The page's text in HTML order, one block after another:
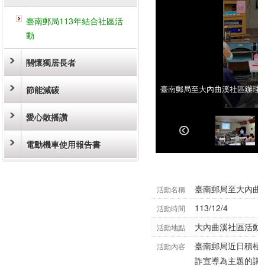
臺南郵局113年結合社區活
動
關懷獨居長者
節能減碳
愛心散播讚
電動機車使用報告書
臺南郵局至大內曲溪社區辦
臺南郵局至大內曲溪社區辦
活動名稱 臺南郵局至大內
活動時間 113/12/4
活動地點 大內曲溪社區活
活動內容
臺南郵局近日積
詐宣導為主題的